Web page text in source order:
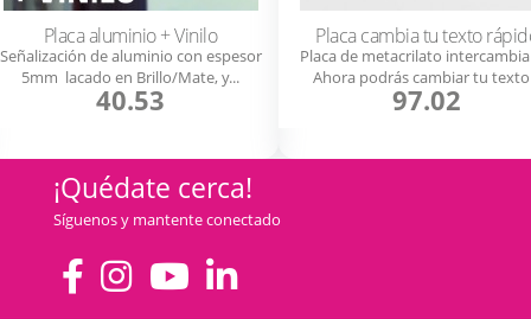
Placa aluminio + Vinilo
Señalización de aluminio con espesor
5mm lacado en Brillo/Mate, y...
40.53
Placa cambia tu texto
Placa de metacrilato
Ahora podrás cambiar tu
97.02
¡Quédate cerca!
Síguenos y mantente conectado